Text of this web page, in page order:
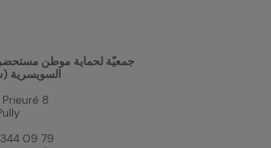
جمعيّة لحماية موطن
8
344 09 79